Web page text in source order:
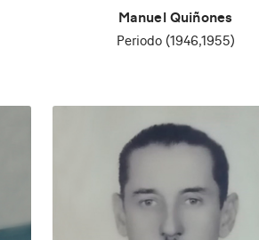
Manuel Quiñones
Periodo (1946,1955)